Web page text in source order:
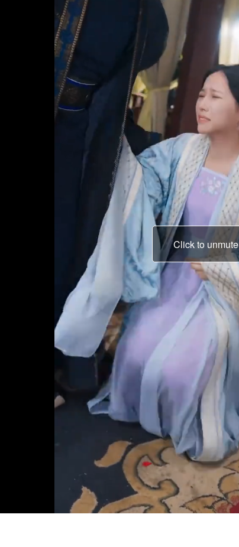
Click to unmute